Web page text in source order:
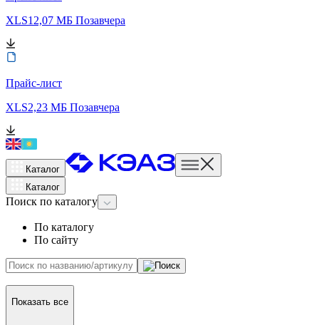
XLS12,07 МБ Позавчера
Прайс-лист
XLS2,23 МБ Позавчера
Каталог
Каталог
Поиск по каталогу
По каталогу
По сайту
Показать все